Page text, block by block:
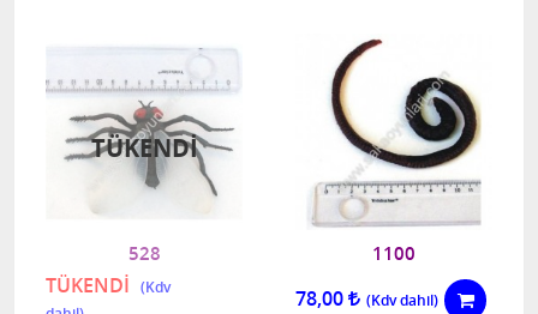
528
TÜKENDİ
TÜKENDI
1100
78,00